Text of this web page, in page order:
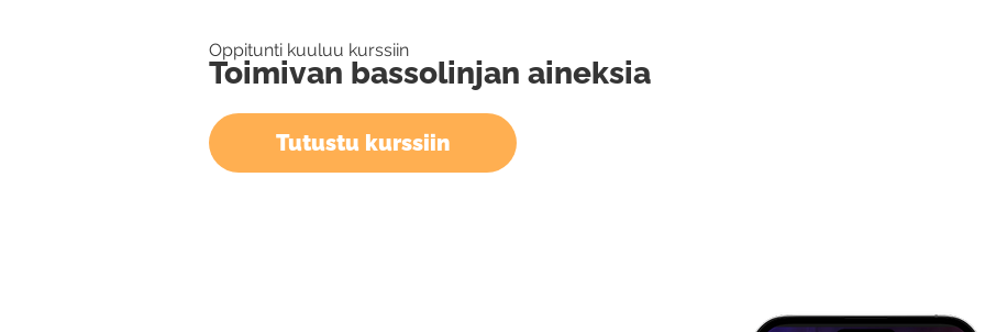
Oppitunti kuuluu kurssiin
Toimivan bassolinjan aineksia
Tutustu kurssiin